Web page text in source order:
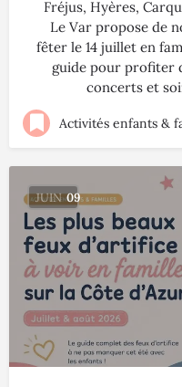
Fréjus, Hyères,
Le Var propose de
fêter le 14 juillet en
guide pour profiter
concerts et
Activités enfants &
JUIN 09